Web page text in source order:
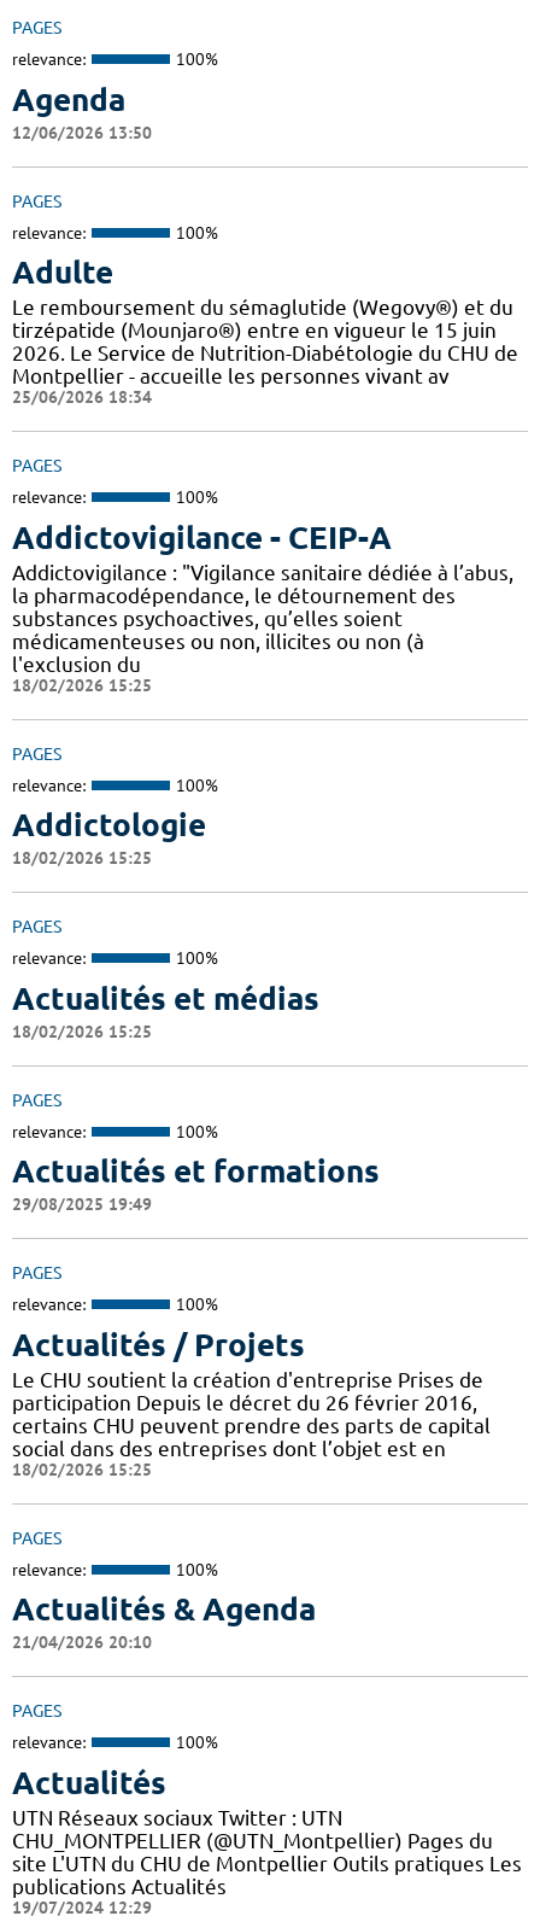
PAGES
relevance: 100%
Agenda
12/06/2026 13:50
PAGES
relevance: 100%
Adulte
Le remboursement du sémaglutide (Wegovy®) et du
tirzépatide (Mounjaro®) entre en vigueur le 15 juin
2026. Le Service de Nutrition-Diabétologie du CHU de
Montpellier - accueille les personnes vivant av
25/06/2026 18:34
PAGES
relevance: 100%
Addictovigilance - CEIP-A
Addictovigilance : "Vigilance sanitaire dédiée à l’abus,
la pharmacodépendance, le détournement des
substances psychoactives, qu’elles soient
médicamenteuses ou non, illicites ou non (à
l'exclusion du
18/02/2026 15:25
PAGES
relevance: 100%
Addictologie
18/02/2026 15:25
PAGES
relevance: 100%
Actualités et médias
18/02/2026 15:25
PAGES
relevance: 100%
Actualités et formations
29/08/2025 19:49
PAGES
relevance: 100%
Actualités / Projets
Le CHU soutient la création d'entreprise Prises de
participation Depuis le décret du 26 février 2016,
certains CHU peuvent prendre des parts de capital
social dans des entreprises dont l’objet est en
18/02/2026 15:25
PAGES
relevance: 100%
Actualités & Agenda
21/04/2026 20:10
PAGES
relevance: 100%
Actualités
UTN Réseaux sociaux Twitter : UTN
CHU_MONTPELLIER (@UTN_Montpellier) Pages du
site L'UTN du CHU de Montpellier Outils pratiques Les
publications Actualités
19/07/2024 12:29